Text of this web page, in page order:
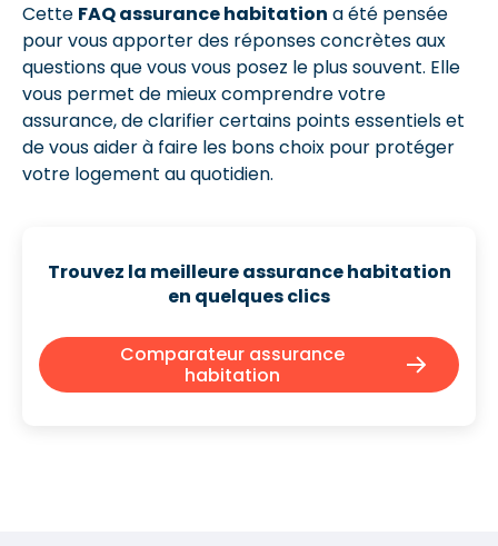
Cette FAQ assurance habitation a été pensée
pour vous apporter des réponses concrètes aux
questions que vous vous posez le plus souvent. Elle
vous permet de mieux comprendre votre
assurance, de clarifier certains points essentiels et
de vous aider à faire les bons choix pour protéger
votre logement au quotidien.
Trouvez la meilleure assurance habitation
en quelques clics
Comparateur assurance
habitation